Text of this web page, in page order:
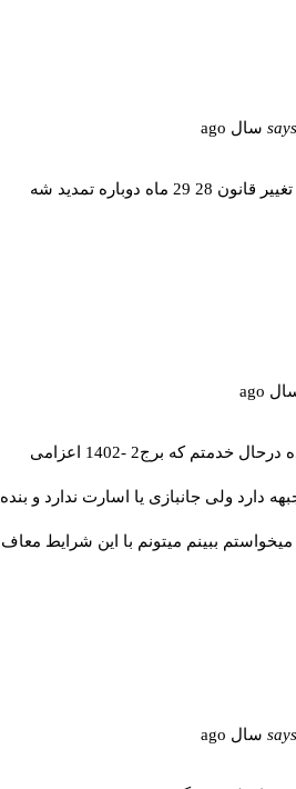
تمدید شه
سلام خسته نباشید. بنده درحال خدمتم که برج2 -1402 اعزامی
28ماه جبهه دارد ولی جانبازی یا اسارت ندارد و بنده
ببینم میتونم با این شرایط معاف